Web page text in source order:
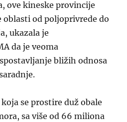
ove kineske provincije
oblasti od poljoprivrede do
ukazala je
da je veoma
bližih odnosa
se prostire duž obale
sa više od 66 miliona